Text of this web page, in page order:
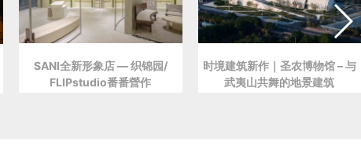
SANI全新形象店 — 织锦园/
FLIPstudio番番營作
时境建筑新作｜圣农博物馆 – 与
武夷山共舞的地景建筑